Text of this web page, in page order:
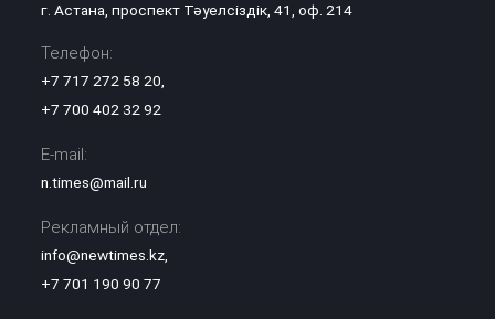
г. Астана, проспект Тәуелсіздік, 41, оф. 214
Телефон:
+7 717 272 58 20,
+7 700 402 32 92
E-mail:
n.times@mail.ru
Рекламный отдел:
info@newtimes.kz,
+7 701 190 90 77